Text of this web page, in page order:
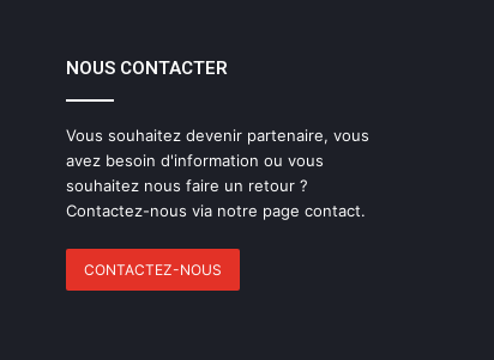
NOUS CONTACTER
Vous souhaitez devenir partenaire, vous
avez besoin d'information ou vous
souhaitez nous faire un retour ?
Contactez-nous via notre page contact.
CONTACTEZ-NOUS